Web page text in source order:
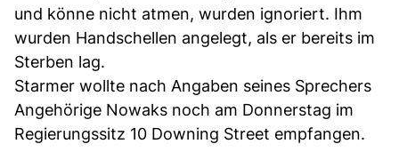
und könne nicht atmen, wurden ignoriert. Ihm
wurden Handschellen angelegt, als er bereits im
Sterben lag.
Starmer wollte nach Angaben seines Sprechers
Angehörige Nowaks noch am Donnerstag im
Regierungssitz 10 Downing Street empfangen.